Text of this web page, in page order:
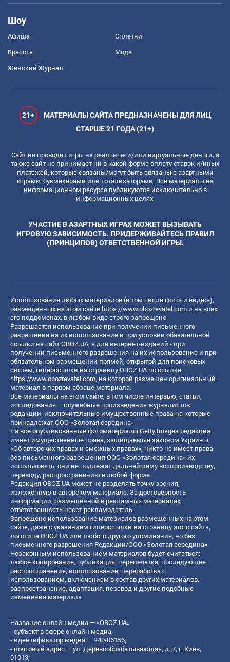
Шоу
Афиша Сплетни
Красота Мода
Женский Журнал
21+
МАТЕРИАЛЫ САЙТА ПРЕДНАЗНАЧЕНЫ ДЛЯ ЛИЦ
СТАРШЕ 21 ГОДА (21+)
Сайт не проводит игры на реальные и/или виртуальные деньги, а
также сайт не принимает ни в какой форме оплату ставок и/иных
платежей, которые связаны/могут быть связаны с азартными
играми, букмекерами или тотализаторами. Все материалы на
информационном ресурсе публикуются исключительно в
информационных целях.
УЧАСТИЕ В АЗАРТНЫХ ИГРАХ МОЖЕТ ВЫЗЫВАТЬ
ИГРОВУЮ ЗАВИСИМОСТЬ. ПРИДЕРЖИВАЙТЕСЬ ПРАВИЛ
(ПРИНЦИПОВ) ОТВЕТСТВЕННОЙ ИГРЫ.
Использование любых материалов (в том числе фото- и видео-),
размещенных на этом сайте https://www.obozrevatel.com и на всех
его поддоменах, в любом виде строго запрещено.
Разрешается использование при получении письменного
разрешения на их использование и при условии обязательной
ссылки на сайт OBOZ.UA, а для интернет-изданий - при
получении письменного разрешения на их использование и при
обязательном размещении прямой, открытой для поисковых
систем, гиперссылки на страницу OBOZ.UA по ссылке
https://www.obozrevatel.com, на которой размещен оригинальный
материал в первом абзаце материала.
Все материалы на этом сайте, в том числе интервью, статьи,
исследования – служебные произведения журналистов
редакции, исключительные имущественные права на которые
принадлежат ООО «Золотая середина».
На все опубликованные фотоматериалы Getty Images редакция
имеет имущественные права, защищаемые законом Украины
«Об авторских правах и смежных правах», никто не имеет права
без письменного разрешения ООО «Золотая середина» их
использовать, они не подлежат дальнейшему воспроизводству,
переводу, распространению в любой форме.
Редакция OBOZ.UA может не разделять точку зрения,
изложенную в авторском материале. За достоверность
информации, размещенной в рекламных материалах,
ответственность несет рекламодатель.
Запрещено использование материалов размещенных на этом
сайте, даже с указанием гиперссылки на страницу этого сайта,
логотипа OBOZ.UA или любого другого упоминания, но без
письменного разрешения Редакции/ООО «Золотая середина»
Незаконным использованием материалов будет считаться:
любое копирование, публикация, перепечатка, последующее
распространение, использование, переработка с
использованием, включением в состав других материалов,
распространение, адаптация, перевод и другие подобные
изменения материала.
Название онлайн медиа — «OBOZ.UA»
- субъект в сфере онлайн медиа;
- идентификатор медиа — R40-06156;
- почтовый адрес — ул. Деревообрабатывающая, д. 7, г. Киев,
01013;